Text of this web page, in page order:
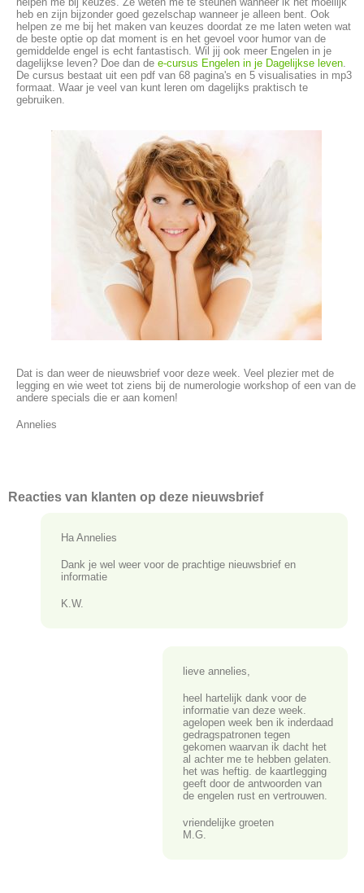
heb en zijn bijzonder goed gezelschap wanneer je alleen bent. Ook
helpen ze me bij het maken van keuzes doordat ze me laten weten wat
de beste optie op dat moment is en het gevoel voor humor van de
gemiddelde engel is echt fantastisch. Wil jij ook meer Engelen in je
dagelijkse leven? Doe dan de e-cursus Engelen in je Dagelijkse leven.
De cursus bestaat uit een pdf van 68 pagina's en 5 visualisaties in mp3
formaat. Waar je veel van kunt leren om dagelijks praktisch te
gebruiken.
Dat is dan weer de nieuwsbrief voor deze week. Veel plezier met de
legging en wie weet tot ziens bij de numerologie workshop of een van de
andere specials die er aan komen!
Annelies
Reacties van klanten op deze nieuwsbrief
Ha Annelies
Dank je wel weer voor de prachtige nieuwsbrief en
informatie
K.W.
lieve annelies,
heel hartelijk dank voor de
informatie van deze week.
agelopen week ben ik inderdaad
gedragspatronen tegen
gekomen waarvan ik dacht het
al achter me te hebben gelaten.
het was heftig. de kaartlegging
geeft door de antwoorden van
de engelen rust en vertrouwen.
vriendelijke groeten
M.G.